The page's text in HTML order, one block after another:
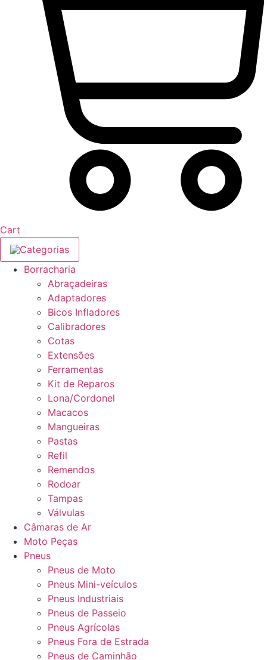
Cart
Categorias
Borracharia
Abraçadeiras
Adaptadores
Bicos Infladores
Calibradores
Cotas
Extensões
Ferramentas
Kit de Reparos
Lona/Cordonel
Macacos
Mangueiras
Pastas
Refil
Remendos
Rodoar
Tampas
Válvulas
Câmaras de Ar
Moto Peças
Pneus
Pneus de Moto
Pneus Mini-veículos
Pneus Industriais
Pneus de Passeio
Pneus Agrícolas
Pneus Fora de Estrada
Pneus de Caminhão